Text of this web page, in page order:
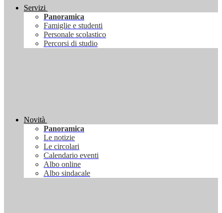
Servizi
Panoramica
Famiglie e studenti
Personale scolastico
Percorsi di studio
Novità
Panoramica
Le notizie
Le circolari
Calendario eventi
Albo online
Albo sindacale